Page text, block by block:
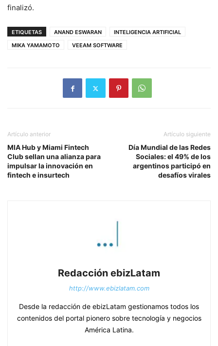
finalizó.
ETIQUETAS ANAND ESWARAN
INTELIGENCIA ARTIFICIAL
MIKA YAMAMOTO
VEEAM SOFTWARE
Artículo anterior
MIA Hub y Miami Fintech
Club sellan una alianza para
impulsar la innovación en
fintech e insurtech
Artículo siguiente
Día Mundial de las Redes
Sociales: el 49% de los
argentinos participó en
desafíos virales
Redacción ebizLatam
http://www.ebizlatam.com
Desde la redacción de ebizLatam gestionamos todos los
contenidos del portal pionero sobre tecnología y negocios
América Latina.